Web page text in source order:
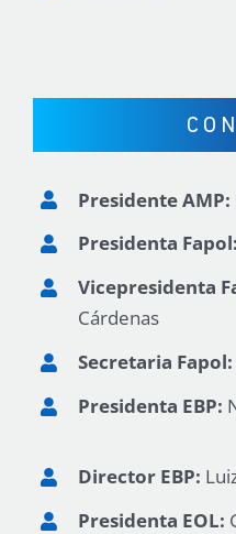
Presidente AMP:
Presidenta Fapol:
Vicepresidenta
Cárdenas
Secretaria Fapol:
Presidenta EBP:
Director EBP:
Presidenta EOL: